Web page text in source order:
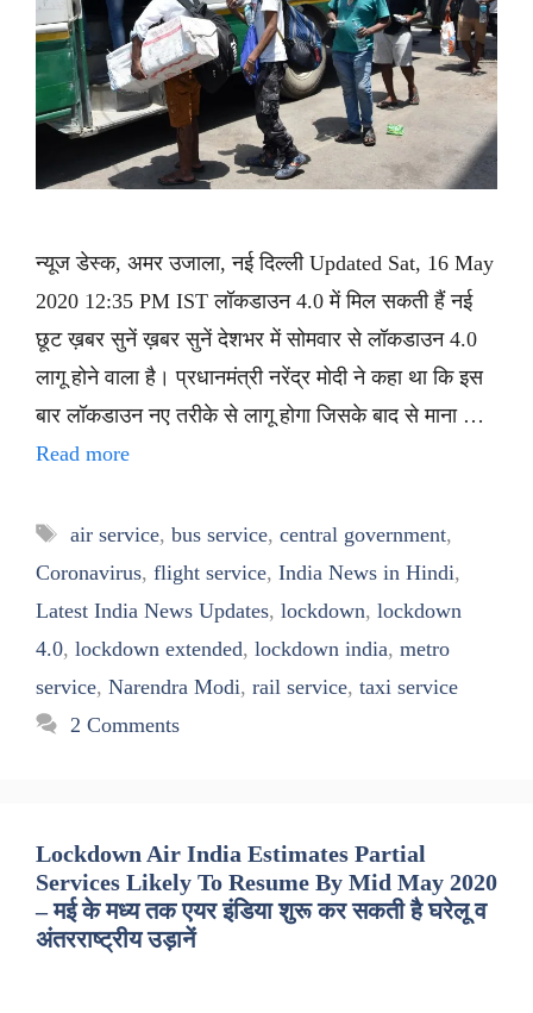
न्यूज डेस्क, अमर उजाला, नई दिल्ली Updated Sat, 16 May
2020 12:35 PM IST लॉकडाउन 4.0 में मिल सकती हैं नई
छूट ख़बर सुनें ख़बर सुनें देशभर में सोमवार से लॉकडाउन 4.0
लागू होने वाला है। प्रधानमंत्री नरेंद्र मोदी ने कहा था कि इस
बार लॉकडाउन नए तरीके से लागू होगा जिसके बाद से माना …
Read more
Tags
air service, bus service, central government,
Coronavirus, flight service, India News in Hindi,
Latest India News Updates, lockdown, lockdown
4.0, lockdown extended, lockdown india, metro
service, Narendra Modi, rail service, taxi service
2 Comments
Lockdown Air India Estimates Partial
Services Likely To Resume By Mid May 2020
– मई के मध्य तक एयर इंडिया शुरू कर सकती है घरेलू व
अंतरराष्ट्रीय उड़ानें